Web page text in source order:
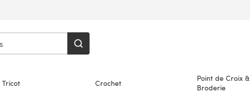
Tricot Crochet
Point de Croix &
Broderie